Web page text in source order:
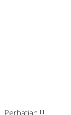
Perhatian !!!